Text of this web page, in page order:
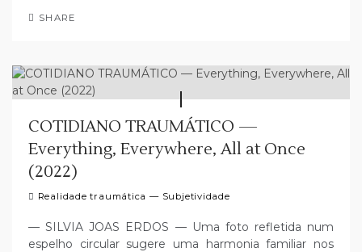
SHARE
COTIDIANO TRAUMÁTICO —
Everything, Everywhere, All at Once
(2022)
Realidade traumática — Subjetividade
— SILVIA JOAS ERDOS — Uma foto refletida num
espelho circular sugere uma harmonia familiar nos